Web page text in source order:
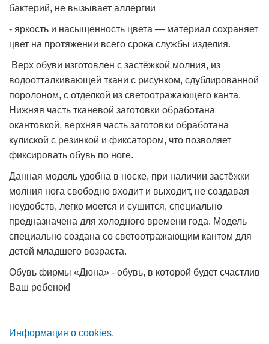
бактерий, не вызывает аллергии
- яркость и насыщенность цвета — материал сохраняет
цвет на протяжении всего срока службы изделия.
Верх обуви изготовлен с застёжкой молния, из
водоотталкивающей ткани с рисунком, сдублированной
поролоном, с отделкой из светоотражающего канта.
Нижняя часть тканевой заготовки обработана
окантовкой, верхняя часть заготовки обработана
кулиской с резинкой и фиксатором, что позволяет
фиксировать обувь по ноге.
Данная модель удобна в носке, при наличии застёжки
молния нога свободно входит и выходит, не создавая
неудобств, легко моется и сушится, специально
предназначена для холодного времени года. Модель
специально создана со светоотражающим кантом для
детей младшего возраста.
Обувь фирмы «Дюна» - обувь, в которой будет счастлив
Ваш ребенок!
Информация о сооkies.